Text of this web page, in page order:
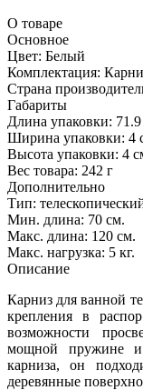
О товаре
Основное
Цвет: Белый
Комплектация:
Страна
Габариты
Длина упаковки:
Ширина упаковки: 4
Высота упаковки: 4
Вес товара: 242 г
Дополнительно
Тип:
Мин. длина: 70 см.
Макс. длина: 120 см.
Макс. нагрузка: 5 кг.
Описание
Карниз для ванной
крепления в
возможности
мощной пружине и
карниза, он
деревянные